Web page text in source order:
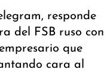
responde
del FSB ruso con
que
cara al